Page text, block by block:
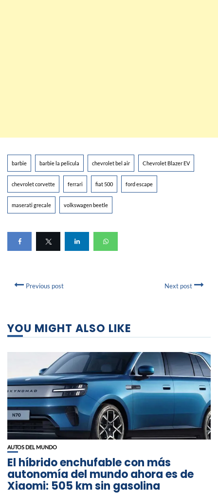
barbie barbie la pelicula chevrolet bel air Chevrolet Blazer EV
chevrolet corvette ferrari fiat 500 ford escape
maserati grecale volkswagen beetle
Previous post Next post
YOU MIGHT ALSO LIKE
AUTOS DEL MUNDO
El híbrido enchufable con más
autonomía del mundo ahora es de
Xiaomi: 505 km sin gasolina